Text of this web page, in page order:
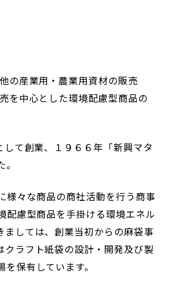
業用・農業用資材の販売
中心とした環境配慮型商品の
て創業、１９６６年「新興マタ
様々な商品の商社活動を行う商事
配慮型商品を手掛ける環境エネル
しては、創業当初からの麻袋事
ラフト紙袋の設計・開発及び製
保有しています。